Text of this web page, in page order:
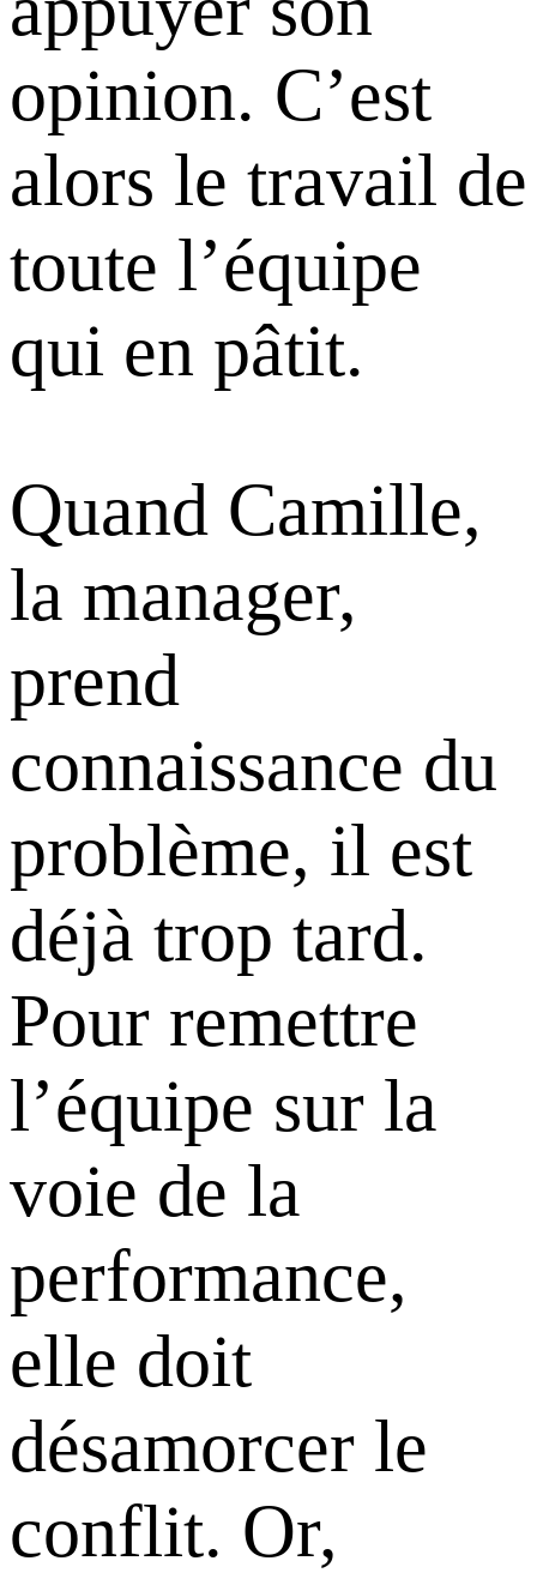
opinion. C’est
alors le travail de
toute l’équipe
qui en pâtit.
Quand Camille,
la manager,
prend
connaissance du
problème, il est
déjà trop tard.
Pour remettre
l’équipe sur la
voie de la
performance,
elle doit
désamorcer le
conflit. Or,